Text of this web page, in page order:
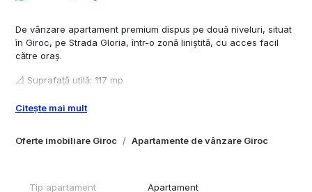
Oferte imobiliare Giroc Apartamente de vânzare Giroc
De vânzare apartament premium dispus pe două niveluri, situat
în Giroc, pe Strada Gloria, într-o zonă liniștită, cu acces facil
către oraș.
📐 Suprafață utilă: 117 mp
📅 An construcție: 2019
Nivel 1: dormitor, living + bucătărie open-space, baie, terasă
Citește mai mult
Tip apartament Apartament